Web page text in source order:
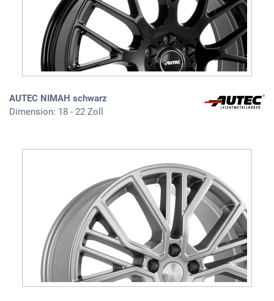
AUTEC NIMAH schwarz
Dimension: 18 - 22 Zoll